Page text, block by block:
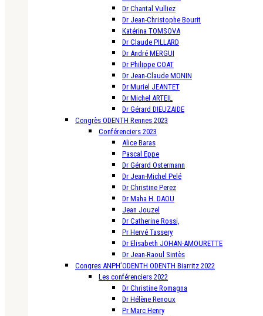
Dr Chantal Vulliez
Dr Jean-Christophe Bourit
Katérina TOMSOVA
Dr Claude PILLARD
Dr André MERGUI
Dr Philippe COAT
Dr Jean-Claude MONIN
Dr Muriel JEANTET
Dr Michel ARTEIL
Dr Gérard DIEUZAIDE
Congrès ODENTH Rennes 2023
Conférenciers 2023
Alice Baras
Pascal Eppe
Dr Gérard Ostermann
Dr Jean-Michel Pelé
Dr Christine Perez
Dr Maha H. DAOU
Jean Jouzel
Dr Catherine Rossi,
Pr Hervé Tassery
Dr Elisabeth JOHAN-AMOURETTE
Dr Jean-Raoul Sintès
Congres ANPH’ODENTH ODENTH Biarritz 2022
Les conférenciers 2022
Dr Christine Romagna
Dr Hélène Renoux
Pr Marc Henry